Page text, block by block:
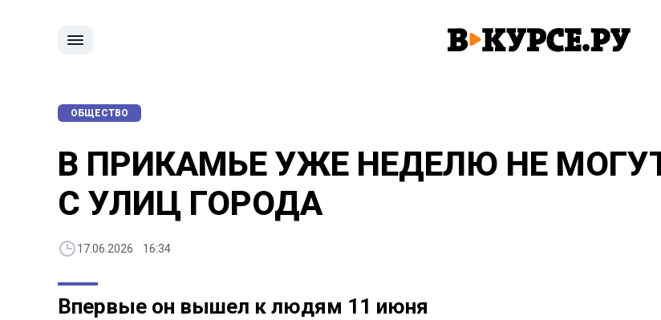
ОБЩЕСТВО
В ПРИКАМЬЕ УЖЕ НЕДЕЛЮ НЕ
С УЛИЦ ГОРОДА
17.06.2026 16:34
Впервые он вышел к людям 11 июня